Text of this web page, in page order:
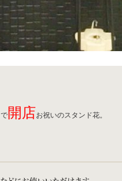
で開店お祝いのスタンド花。